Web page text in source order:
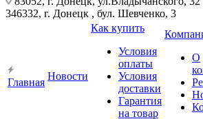
346332, г. Донецк , бул. Шевченко, 3
Главная
Новости
Как купить
Условия
оплаты
Условия
доставки
Гарантия
на товар
О